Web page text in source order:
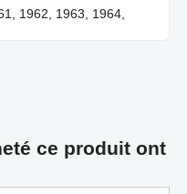
1962, 1963, 1964,
ce produit ont